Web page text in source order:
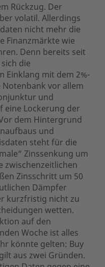
Rückzug. Der
volatil. Allerdings
nicht mehr die
Finanzmärkte wie
Denn bereits seit
die
Einklang mit dem 2%-
Notenbank vor allem
und
eine Lockerung der
dem Hintergrund
und
steht für die
Zinssenkung um
zwischenzeitlichen
Zinsschritt um 50
Dämpfer
kurzfristig nicht zu
wetten.
auf den
Woche ist alles
könnte gelten: Buy
aus zwei Gründen.